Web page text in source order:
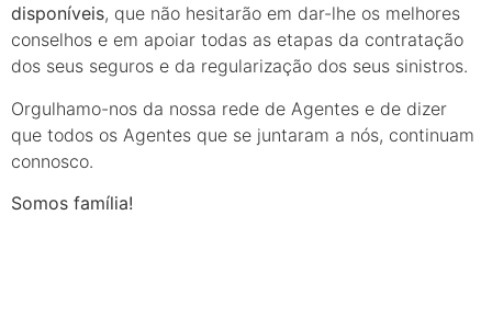
disponíveis, que não hesitarão em dar-lhe os melhores
conselhos e em apoiar todas as etapas da contratação
dos seus seguros e da regularização dos seus sinistros.
Orgulhamo-nos da nossa rede de Agentes e de dizer
que todos os Agentes que se juntaram a nós, continuam
connosco.
Somos família!